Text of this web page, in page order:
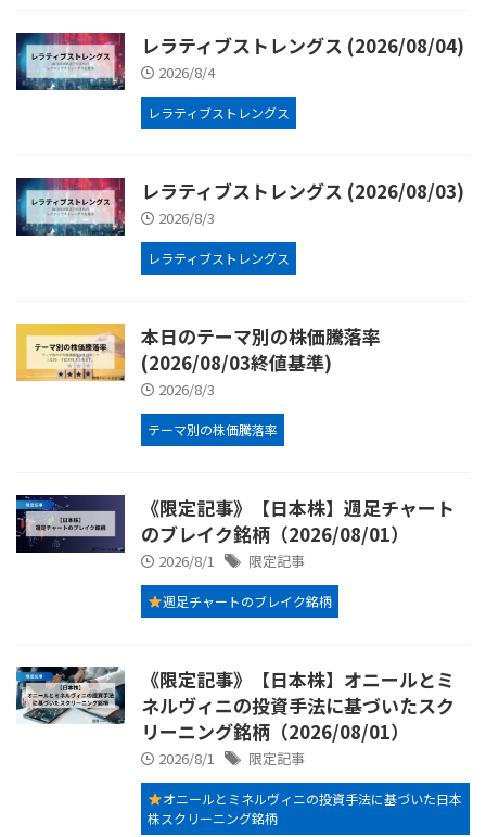
レラティブストレングス (2026/08/04)
2026/8/4
レラティブストレングス
レラティブストレングス (2026/08/03)
2026/8/3
レラティブストレングス
本日のテーマ別の株価騰落率
(2026/08/03終値基準)
2026/8/3
テーマ別の株価騰落率
《限定記事》【日本株】週足チャート
のブレイク銘柄（2026/08/01）
2026/8/1 限定記事
週足チャートのブレイク銘柄
《限定記事》【日本株】オニールとミ
ネルヴィニの投資手法に基づいたスク
リーニング銘柄（2026/08/01）
2026/8/1 限定記事
オニールとミネルヴィニの投資手法に基づいた日本
株スクリーニング銘柄